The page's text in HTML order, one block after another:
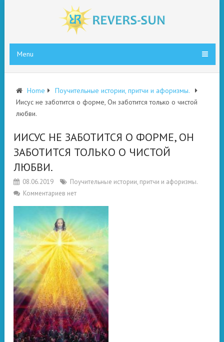
Menu
Home
Поучительные истории, притчи и афоризмы.
Иисус не заботится о форме, Он заботится только о чистой
любви.
ИИСУС НЕ ЗАБОТИТСЯ О ФОРМЕ, ОН
ЗАБОТИТСЯ ТОЛЬКО О ЧИСТОЙ
ЛЮБВИ.
08.06.2019
Поучительные истории, притчи и афоризмы.
Комментариев нет